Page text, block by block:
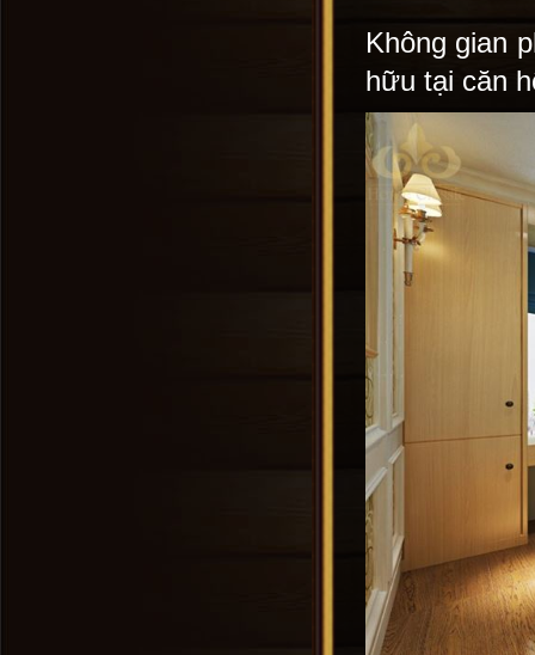
Không gian
hữu tại căn